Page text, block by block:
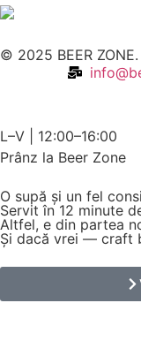
© 2025 BEER
L–V | 12:00–16:00
Prânz la Beer Zone
O supă și un fel
Servit în 12 minute
Altfel, e din partea
Și dacă vrei — craft